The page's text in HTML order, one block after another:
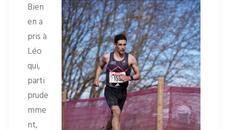
Bien
en a
pris à
Léo
qui,
parti
prude
mme
nt,